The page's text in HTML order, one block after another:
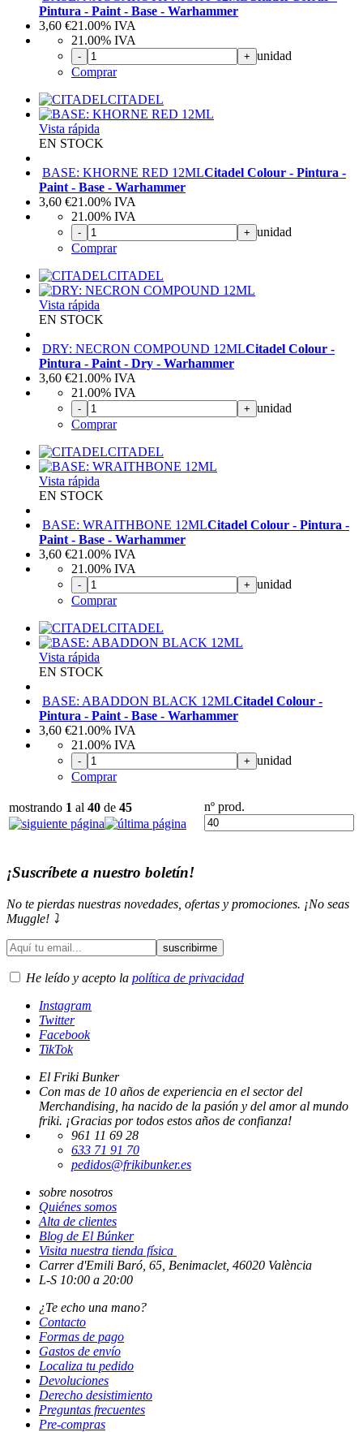
Pintura - Paint - Base - Warhammer
3,60 €21.00% IVA
21.00% IVA
- + unidad
Comprar
CITADEL
Vista rápida
EN STOCK
BASE: KHORNE RED 12MLCitadel Colour - Pintura -
Paint - Base - Warhammer
3,60 €21.00% IVA
21.00% IVA
- + unidad
Comprar
CITADEL
Vista rápida
EN STOCK
DRY: NECRON COMPOUND 12MLCitadel Colour -
Pintura - Paint - Dry - Warhammer
3,60 €21.00% IVA
21.00% IVA
- + unidad
Comprar
CITADEL
Vista rápida
EN STOCK
BASE: WRAITHBONE 12MLCitadel Colour - Pintura -
Paint - Base - Warhammer
3,60 €21.00% IVA
21.00% IVA
- + unidad
Comprar
CITADEL
Vista rápida
EN STOCK
BASE: ABADDON BLACK 12MLCitadel Colour -
Pintura - Paint - Base - Warhammer
3,60 €21.00% IVA
21.00% IVA
- + unidad
Comprar
mostrando 1 al 40 de 45 nº prod.
¡Suscríbete a nuestro boletín!
No te pierdas nuestras novedades, ofertas y promociones. ¡No seas
Muggle! ⤵️
He leído y acepto la política de privacidad
Instagram
Twitter
Facebook
TikTok
El Friki Bunker
Con mas de 10 años de experiencia en el sector del
Merchandising, ha nacido de la pasión y del amor al mundo
friki. ¡Gracias por todos estos años de confianza!
961 11 69 28
633 71 91 70
pedidos@frikibunker.es
sobre nosotros
Quiénes somos
Alta de clientes
Blog de El Búnker
Visita nuestra tienda física
Carrer d'Emili Baró, 65, Benimaclet, 46020 València
L-S 10:00 a 20:00
¿Te echo una mano?
Contacto
Formas de pago
Gastos de envío
Localiza tu pedido
Devoluciones
Derecho desistimiento
Preguntas frecuentes
Pre-compras